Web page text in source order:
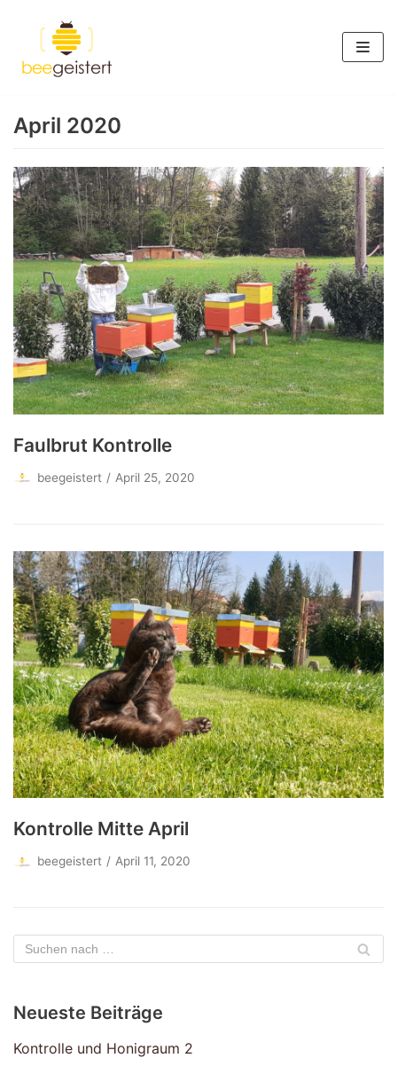
Inhalt
springen
April 2020
Faulbrut Kontrolle
beegeistert April 25, 2020
Kontrolle Mitte April
beegeistert April 11, 2020
Neueste Beiträge
Kontrolle und Honigraum 2